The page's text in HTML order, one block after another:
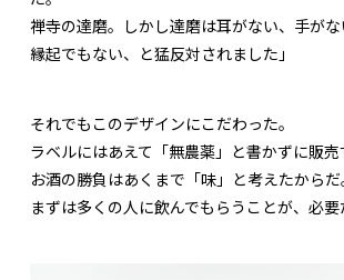
禅寺の達磨。しかし達磨は耳がない、手がな
縁起でもない、と猛反対されました」
それでもこのデザインにこだわった。
ラベルにはあえて「無農薬」と書かずに販売
お酒の勝負はあくまで「味」と考えたからだ
まずは多くの人に飲んでもらうことが、必要